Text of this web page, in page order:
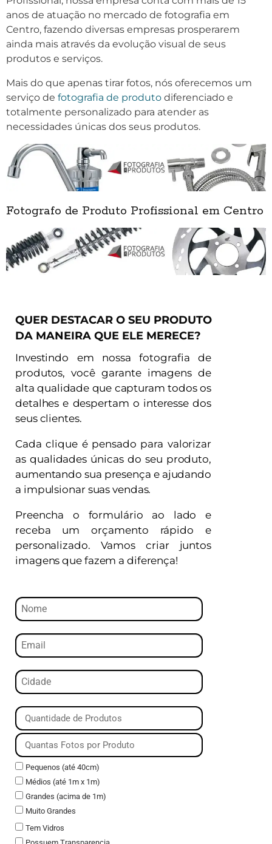
anos de atuação no mercado de fotografia em
Centro, fazendo diversas empresas prosperarem
ainda mais através da evolução visual de seus
produtos e serviços.
Mais do que apenas tirar fotos, nós oferecemos um
serviço de fotografia de produto diferenciado e
totalmente personalizado para atender as
necessidades únicas dos seus produtos.
Fotografo de Produto Profissional em Centro
QUER DESTACAR O SEU PRODUTO
DA MANEIRA QUE ELE MERECE?
Investindo em nossa fotografia de
produtos, você garante imagens de
alta qualidade que capturam todos os
detalhes e despertam o interesse dos
seus clientes.
Cada clique é pensado para valorizar
as qualidades únicas do seu produto,
aumentando sua presença e ajudando
a impulsionar suas vendas.
Preencha o formulário ao lado e
receba um orçamento rápido e
personalizado. Vamos criar juntos
imagens que fazem a diferença!
Pequenos (até 40cm)
Médios (até 1m x 1m)
Grandes (acima de 1m)
Muito Grandes
Tem Vidros